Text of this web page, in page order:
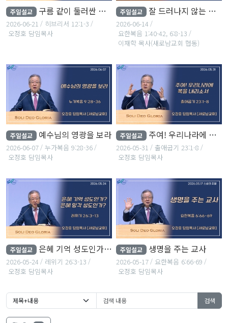
주일설교 구름 같이 둘러싼 허다한 증인들을 보라
2026-06-21
히브리서 12:1-3
오정호 담임목사
주일설교 잘 드러나지 않는 섬김의 가치
2026-06-14
요한복음 1:40-42, 6:8-13
이재학 목사(새로남교회 협동)
주일설교 예수님의 영광을 보라
2026-06-07
누가복음 9:28-36
오정호 담임목사
주일설교 주여! 우리나라에 복을 내리소서
2026-05-31
출애굽기 23:1-8
오정호 담임목사
주일설교 은혜 기억 성도인가? 은혜 망각 성도인가?
2026-05-24
레위기 26:3-13
오정호 담임목사
주일설교 생명을 주는 교사
2026-05-17
요한복음 6:66-69
오정호 담임목사
검색